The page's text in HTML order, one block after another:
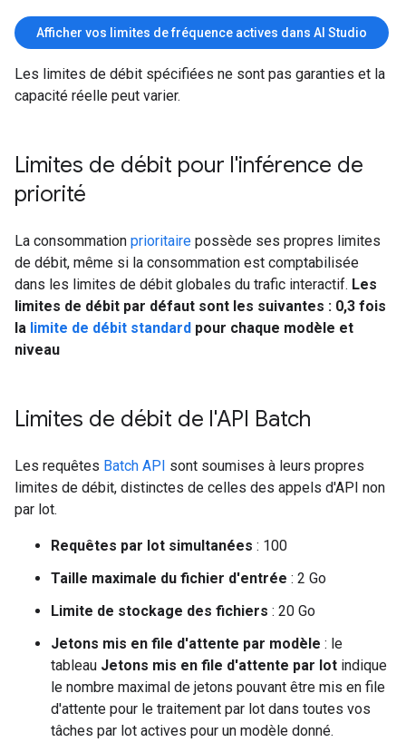
Afficher vos limites de fréquence actives dans AI Studio
Les limites de débit spécifiées ne sont pas garanties et la
capacité réelle peut varier.
Limites de débit pour l'inférence de
priorité
La consommation prioritaire possède ses propres limites
de débit, même si la consommation est comptabilisée
dans les limites de débit globales du trafic interactif. Les
limites de débit par défaut sont les suivantes : 0,3 fois
la limite de débit standard pour chaque modèle et
niveau
Limites de débit de l'API Batch
Les requêtes Batch API sont soumises à leurs propres
limites de débit, distinctes de celles des appels d'API non
par lot.
Requêtes par lot simultanées : 100
Taille maximale du fichier d'entrée : 2 Go
Limite de stockage des fichiers : 20 Go
Jetons mis en file d'attente par modèle : le
tableau Jetons mis en file d'attente par lot indique
le nombre maximal de jetons pouvant être mis en file
d'attente pour le traitement par lot dans toutes vos
tâches par lot actives pour un modèle donné.